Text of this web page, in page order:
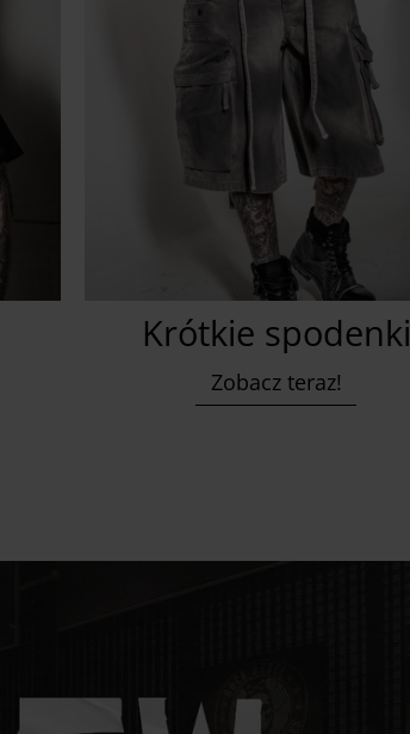
Krótkie spodenki
Zobacz teraz!